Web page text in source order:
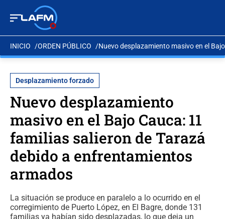
INICIO ORDEN PÚBLICO Nuevo desplazamiento masivo en el
Desplazamiento forzado
Nuevo desplazamiento
masivo en el Bajo Cauca: 11
familias salieron de Tarazá
debido a enfrentamientos
armados
La situación se produce en paralelo a lo ocurrido en el
corregimiento de Puerto López, en El Bagre, donde 131
familias ya habían sido desplazadas, lo que deja un